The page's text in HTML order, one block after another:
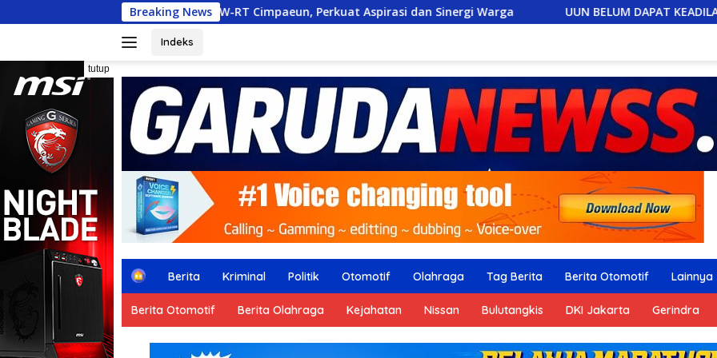
ke
Breaking News
Arisan RW-RT Cimpaeun, Perkuat Aspirasi dan Sinergi Warga UUN BELUM DAPAT KEADILAN, FERADI WPI SIAP
Indeks
tutup
H
m
e
Berita Kriminal Politik Otomotif Olahraga Tag Berita Berita Otomotif Lainnya
Berita Otomotif Berita Olahraga Kejahatan Nissan Bulutangkis DKI Jakarta Gerindra